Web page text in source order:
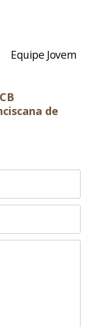
de